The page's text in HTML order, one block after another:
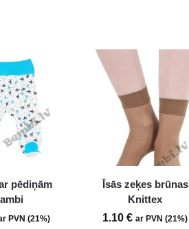
pēdiņām
PVN (21%)
Īsās zeķes brūnas
Knittex
1.10€ ar PVN (21%)